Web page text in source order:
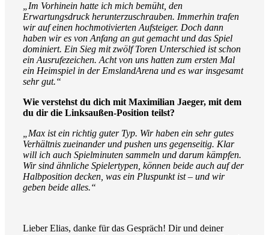
„Im Vorhinein hatte ich mich bemüht, den
Erwartungsdruck herunterzuschrauben. Immerhin trafen
wir auf einen hochmotivierten Aufsteiger. Doch dann
haben wir es von Anfang an gut gemacht und das Spiel
dominiert. Ein Sieg mit zwölf Toren Unterschied ist schon
ein Ausrufezeichen. Acht von uns hatten zum ersten Mal
ein Heimspiel in der EmslandArena und es war insgesamt
sehr gut.“
Wie verstehst du dich mit Maximilian Jaeger, mit dem
du dir die Linksaußen-Position teilst?
„Max ist ein richtig guter Typ. Wir haben ein sehr gutes
Verhältnis zueinander und pushen uns gegenseitig. Klar
will ich auch Spielminuten sammeln und darum kämpfen.
Wir sind ähnliche Spielertypen, können beide auch auf der
Halbposition decken, was ein Pluspunkt ist – und wir
geben beide alles.“
Lieber Elias, danke für das Gespräch! Dir und deiner